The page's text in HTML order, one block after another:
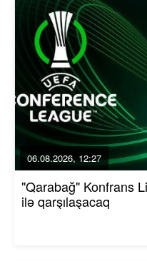
06.08.2026, 12:27
"Qarabağ" Konfrans
ilə qarşılaşacaq